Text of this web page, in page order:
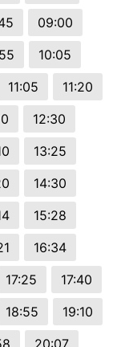
09:00
10:05
11:05
11:20
12:30
13:25
14:30
15:28
16:34
17:25
17:40
18:55
19:10